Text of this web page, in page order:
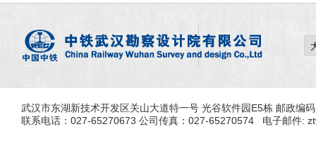
武汉市东湖新技术开发区关山大道特一号 光谷软件园E5栋 邮政编
联系电话：027-65270673 公司传真：027-65270574 电子邮件: